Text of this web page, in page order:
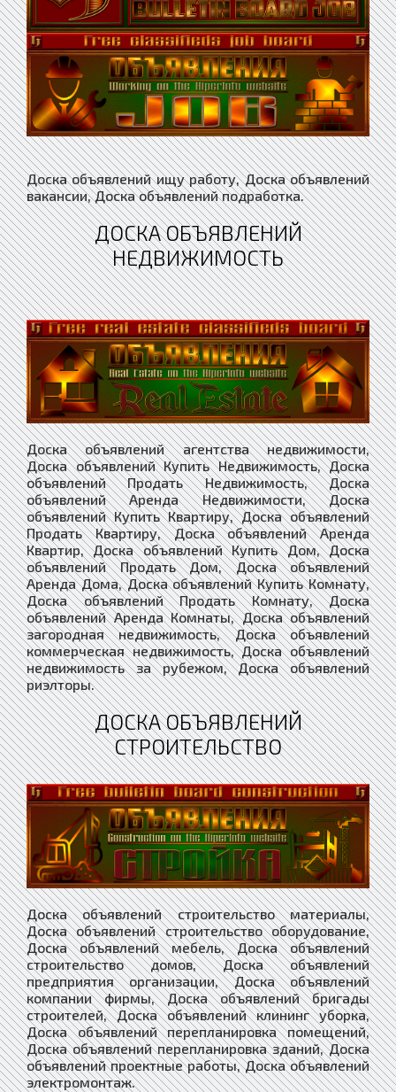
Доска объявлений ищу работу, Доска объявлений
вакансии, Доска объявлений подработка.
ДОСКА ОБЪЯВЛЕНИЙ
НЕДВИЖИМОСТЬ
Доска объявлений агентства недвижимости,
Доска объявлений Купить Недвижимость, Доска
объявлений Продать Недвижимость, Доска
объявлений Аренда Недвижимости, Доска
объявлений Купить Квартиру, Доска объявлений
Продать Квартиру, Доска объявлений Аренда
Квартир, Доска объявлений Купить Дом, Доска
объявлений Продать Дом, Доска объявлений
Аренда Дома, Доска объявлений Купить Комнату,
Доска объявлений Продать Комнату, Доска
объявлений Аренда Комнаты, Доска объявлений
загородная недвижимость, Доска объявлений
коммерческая недвижимость, Доска объявлений
недвижимость за рубежом, Доска объявлений
риэлторы.
ДОСКА ОБЪЯВЛЕНИЙ
СТРОИТЕЛЬСТВО
Доска объявлений строительство материалы,
Доска объявлений строительство оборудование,
Доска объявлений мебель, Доска объявлений
строительство домов, Доска объявлений
предприятия организации, Доска объявлений
компании фирмы, Доска объявлений бригады
строителей, Доска объявлений клининг уборка,
Доска объявлений перепланировка помещений,
Доска объявлений перепланировка зданий, Доска
объявлений проектные работы, Доска объявлений
электромонтаж.